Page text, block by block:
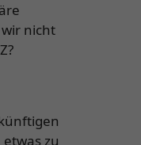
nicht
zu